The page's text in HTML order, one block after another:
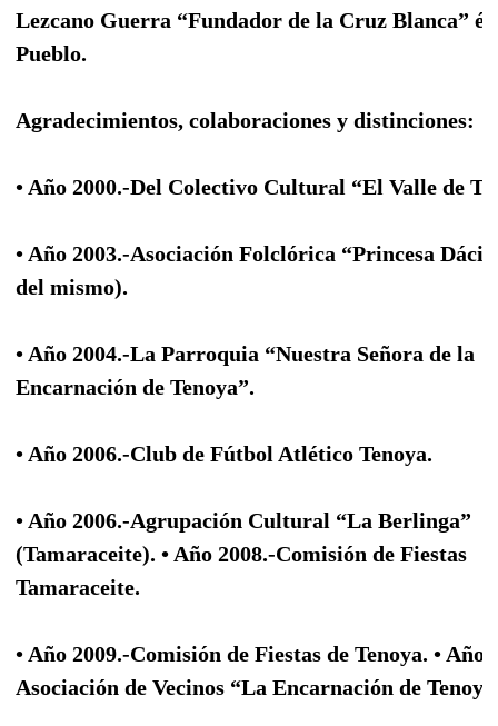
Lezcano Guerra “Fundador de la Cruz Blanca” é
Pueblo.
Agradecimientos, colaboraciones y distinciones:
• Año 2000.-Del Colectivo Cultural “El Valle de
• Año 2003.-Asociación Folclórica “Princesa
del mismo).
• Año 2004.-La Parroquia “Nuestra Señora de la
Encarnación de Tenoya”.
• Año 2006.-Club de Fútbol Atlético Tenoya.
• Año 2006.-Agrupación Cultural “La Berlinga”
(Tamaraceite). • Año 2008.-Comisión de Fiestas
Tamaraceite.
• Año 2009.-Comisión de Fiestas de Tenoya. • Año
Asociación de Vecinos “La Encarnación de